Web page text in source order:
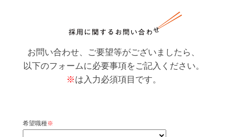
お問い合わせ、ご要望等がございましたら、
以下のフォームに必要事項をご記入ください。
※は入力必須項目です。
希望職種※